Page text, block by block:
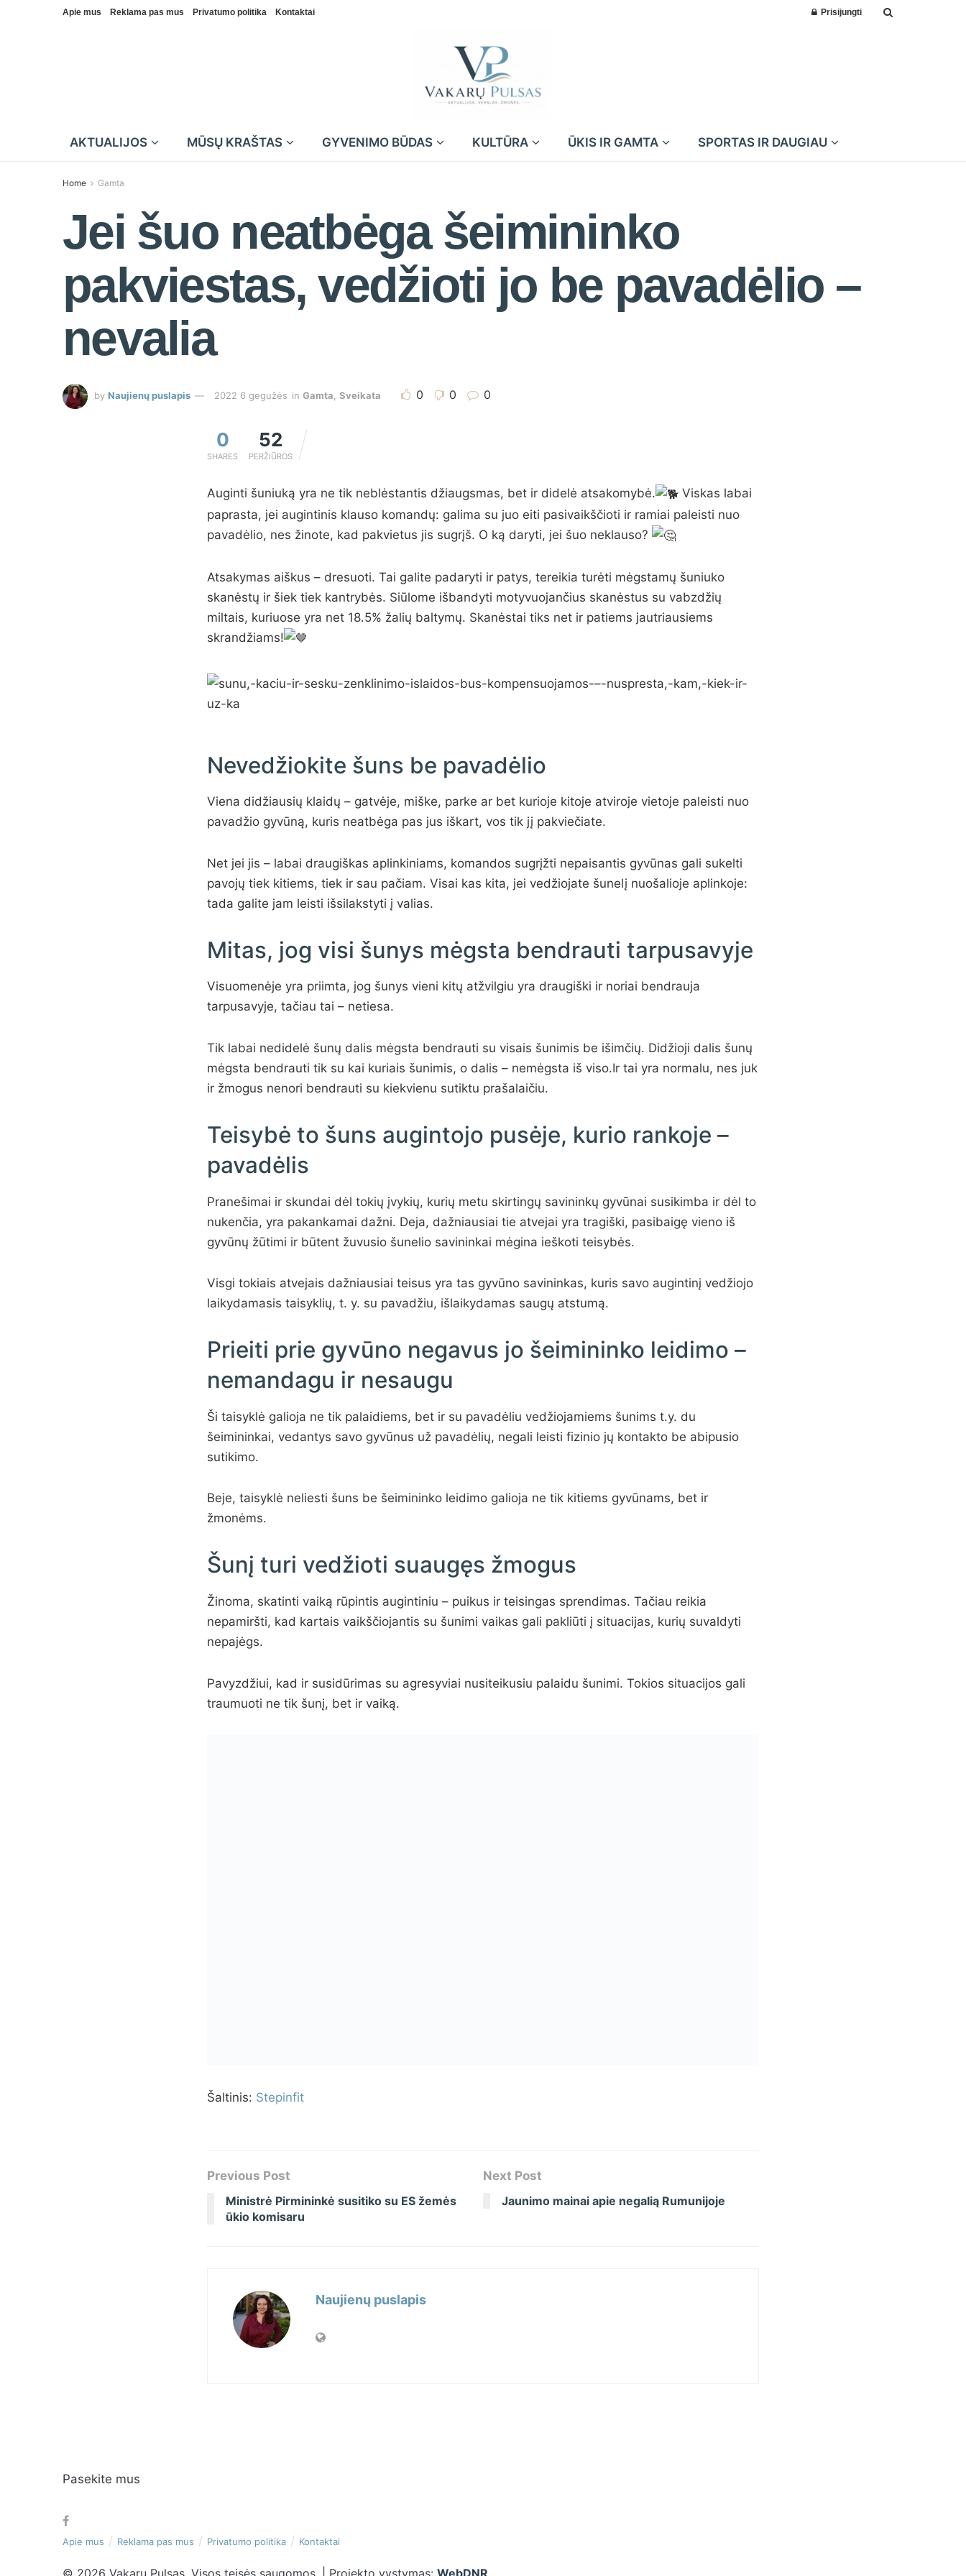
Apie mus Reklama pas mus Privatumo politika Kontaktai Prisijungti
AKTUALIJOS MŪSŲ KRAŠTAS GYVENIMO BŪDAS KULTŪRA ŪKIS IR GAMTA SPORTAS IR DAUGIAU
Home Gamta
Jei šuo neatbėga šeimininko
pakviestas, vedžioti jo be pavadėlio –
nevalia
by Naujienų puslapis 2022 6 gegužės in Gamta, Sveikata 0 0 0
0
SHARES
52
PERŽIŪROS
Auginti šuniuką yra ne tik neblėstantis džiaugsmas, bet ir didelė atsakomybė.
Viskas labai
paprasta, jei augintinis klauso komandų: galima su juo eiti pasivaikščioti ir ramiai paleisti nuo
pavadėlio, nes žinote, kad pakvietus jis sugrįš. O ką daryti, jei šuo neklauso?
Atsakymas aiškus – dresuoti. Tai galite padaryti ir patys, tereikia turėti mėgstamų šuniuko
skanėstų ir šiek tiek kantrybės. Siūlome išbandyti motyvuojančius skanėstus su vabzdžių
miltais, kuriuose yra net 18.5% žalių baltymų. Skanėstai tiks net ir patiems jautriausiems
skrandžiams!
Nevedžiokite šuns be pavadėlio
Viena didžiausių klaidų – gatvėje, miške, parke ar bet kurioje kitoje atviroje vietoje paleisti nuo
pavadžio gyvūną, kuris neatbėga pas jus iškart, vos tik jį pakviečiate.
Net jei jis – labai draugiškas aplinkiniams, komandos sugrįžti nepaisantis gyvūnas gali sukelti
pavojų tiek kitiems, tiek ir sau pačiam. Visai kas kita, jei vedžiojate šunelį nuošalioje aplinkoje:
tada galite jam leisti išsilakstyti į valias.
Mitas, jog visi šunys mėgsta bendrauti tarpusavyje
Visuomenėje yra priimta, jog šunys vieni kitų atžvilgiu yra draugiški ir noriai bendrauja
tarpusavyje, tačiau tai – netiesa.
Tik labai nedidelė šunų dalis mėgsta bendrauti su visais šunimis be išimčių. Didžioji dalis šunų
mėgsta bendrauti tik su kai kuriais šunimis, o dalis – nemėgsta iš viso.Ir tai yra normalu, nes juk
ir žmogus nenori bendrauti su kiekvienu sutiktu prašalaičiu.
Teisybė to šuns augintojo pusėje, kurio rankoje –
pavadėlis
Pranešimai ir skundai dėl tokių įvykių, kurių metu skirtingų savininkų gyvūnai susikimba ir dėl to
nukenčia, yra pakankamai dažni. Deja, dažniausiai tie atvejai yra tragiški, pasibaigę vieno iš
gyvūnų žūtimi ir būtent žuvusio šunelio savininkai mėgina ieškoti teisybės.
Visgi tokiais atvejais dažniausiai teisus yra tas gyvūno savininkas, kuris savo augintinį vedžiojo
laikydamasis taisyklių, t. y. su pavadžiu, išlaikydamas saugų atstumą.
Prieiti prie gyvūno negavus jo šeimininko leidimo –
nemandagu ir nesaugu
Ši taisyklė galioja ne tik palaidiems, bet ir su pavadėliu vedžiojamiems šunims t.y. du
šeimininkai, vedantys savo gyvūnus už pavadėlių, negali leisti fizinio jų kontakto be abipusio
sutikimo.
Beje, taisyklė neliesti šuns be šeimininko leidimo galioja ne tik kitiems gyvūnams, bet ir
žmonėms.
Šunį turi vedžioti suaugęs žmogus
Žinoma, skatinti vaiką rūpintis augintiniu – puikus ir teisingas sprendimas. Tačiau reikia
nepamiršti, kad kartais vaikščiojantis su šunimi vaikas gali pakliūti į situacijas, kurių suvaldyti
nepajėgs.
Pavyzdžiui, kad ir susidūrimas su agresyviai nusiteikusiu palaidu šunimi. Tokios situacijos gali
traumuoti ne tik šunį, bet ir vaiką.
Šaltinis: Stepinfit
Previous Post
Ministrė Pirmininkė susitiko su ES žemės
ūkio komisaru
Next Post
Jaunimo mainai apie negalią Rumunijoje
Naujienų puslapis
Pasekite mus
Apie mus Reklama pas mus Privatumo politika Kontaktai
© 2026 Vakarų Pulsas. Visos teisės saugomos. | Projekto vystymas: WebDNR